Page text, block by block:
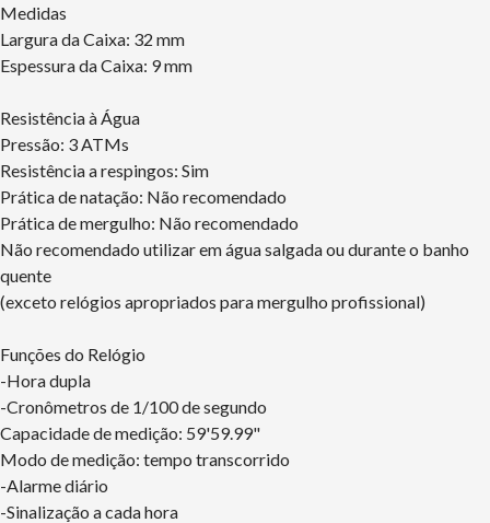
Medidas
Largura da Caixa: 32 mm
Espessura da Caixa: 9 mm
Resistência à Água
Pressão: 3 ATMs
Resistência a respingos: Sim
Prática de natação: Não recomendado
Prática de mergulho: Não recomendado
Não recomendado utilizar em água salgada ou durante o banho
quente
(exceto relógios apropriados para mergulho profissional)
Funções do Relógio
-Hora dupla
-Cronômetros de 1/100 de segundo
Capacidade de medição: 59'59.99"
Modo de medição: tempo transcorrido
-Alarme diário
-Sinalização a cada hora